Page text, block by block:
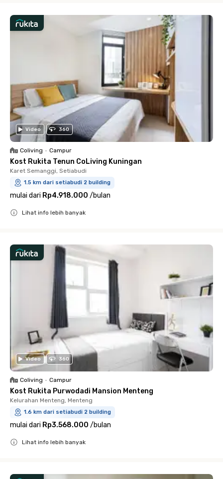
Video 360
Coliving • Campur
Kost Rukita Tenun CoLiving Kuningan
Karet Semanggi, Setiabudi
1.5 km dari setiabudi 2 building
mulai dari Rp4.918.000 /bulan
Lihat info lebih banyak
Video 360
Coliving • Campur
Kost Rukita Purwodadi Mansion Menteng
Kelurahan Menteng, Menteng
1.6 km dari setiabudi 2 building
mulai dari Rp3.568.000 /bulan
Lihat info lebih banyak